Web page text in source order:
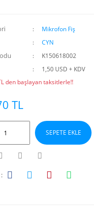
Mikrofon Fiş
CYN
K150618002
1,50 USD + KDV
den başlayan taksitlerle!!
TL
SEPETE EKLE